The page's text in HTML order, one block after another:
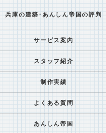
兵庫の建築･あんしん帝国の評判
サービス案内
スタッフ紹介
制作実績
よくある質問
あんしん帝国